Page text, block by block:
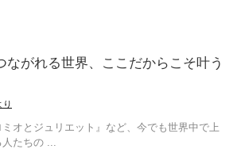
ながれる世界、ここだからこそ叶う
り
ミオとジュリエット』など、今でも世界中で上
たちの ...